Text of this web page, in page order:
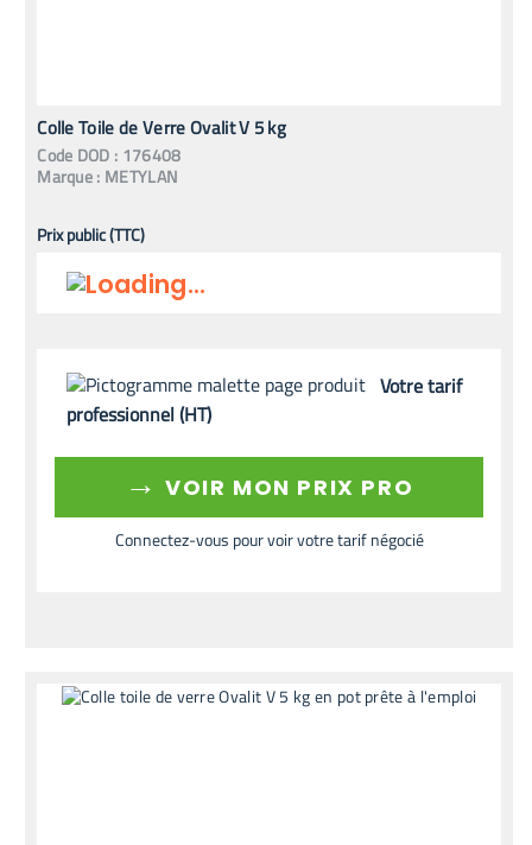
Colle Toile de Verre Ovalit V 5 kg
Code DOD : 176408
Marque : METYLAN
Prix public (TTC)
Votre tarif
professionnel (HT)
→ VOIR MON PRIX PRO
Connectez-vous pour voir votre tarif négocié